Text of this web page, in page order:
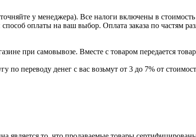
у менеджера). Все налоги включены в стоимость
оплаты на ваш выбор. Оплата заказа по частям
при самовывозе. Вместе с товаром передается
переводу денег с вас возьмут от 3 до 7% от